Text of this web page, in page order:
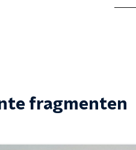
fragmenten